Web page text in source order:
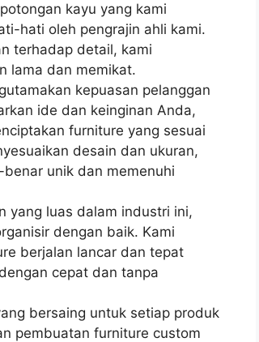
kayu yang kami
hati oleh pengrajin ahli kami.
terhadap detail, kami
lama dan memikat.
kepuasan pelanggan
ide dan keinginan Anda,
furniture yang sesuai
desain dan ukuran,
unik dan memenuhi
yang luas dalam industri ini,
dengan baik. Kami
berjalan lancar dan tepat
cepat dan tanpa
bersaing untuk setiap produk
pembuatan furniture custom